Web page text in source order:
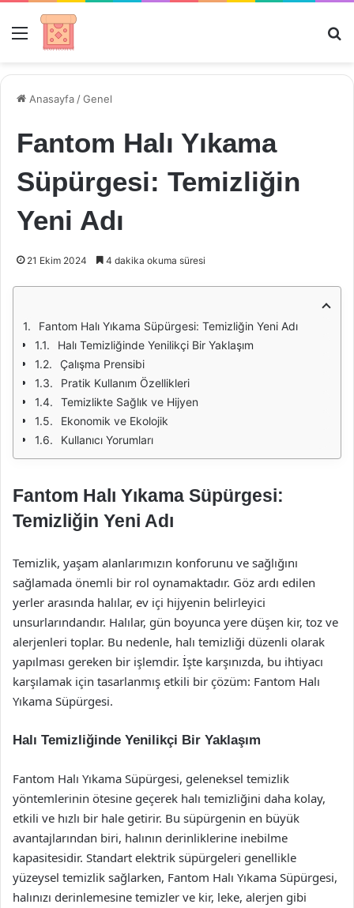
Menü
Anasayfa /Genel
Fantom Halı Yıkama
Süpürgesi: Temizliğin
Yeni Adı
21 Ekim 2024 4 dakika okuma süresi
Fantom Halı Yıkama Süpürgesi: Temizliğin Yeni Adı
Halı Temizliğinde Yenilikçi Bir Yaklaşım
Çalışma Prensibi
Pratik Kullanım Özellikleri
Temizlikte Sağlık ve Hijyen
Ekonomik ve Ekolojik
Kullanıcı Yorumları
Fantom Halı Yıkama Süpürgesi:
Temizliğin Yeni Adı
Temizlik, yaşam alanlarımızın konforunu ve sağlığını
sağlamada önemli bir rol oynamaktadır. Göz ardı edilen
yerler arasında halılar, ev içi hijyenin belirleyici
unsurlarındandır. Halılar, gün boyunca yere düşen kir, toz ve
alerjenleri toplar. Bu nedenle, halı temizliği düzenli olarak
yapılması gereken bir işlemdir. İşte karşınızda, bu ihtiyacı
karşılamak için tasarlanmış etkili bir çözüm: Fantom Halı
Yıkama Süpürgesi.
Halı Temizliğinde Yenilikçi Bir Yaklaşım
Fantom Halı Yıkama Süpürgesi, geleneksel temizlik
yöntemlerinin ötesine geçerek halı temizliğini daha kolay,
etkili ve hızlı bir hale getirir. Bu süpürgenin en büyük
avantajlarından biri, halının derinliklerine inebilme
kapasitesidir. Standart elektrik süpürgeleri genellikle
yüzeysel temizlik sağlarken, Fantom Halı Yıkama Süpürgesi,
halınızı derinlemesine temizler ve kir, leke, alerjen gibi